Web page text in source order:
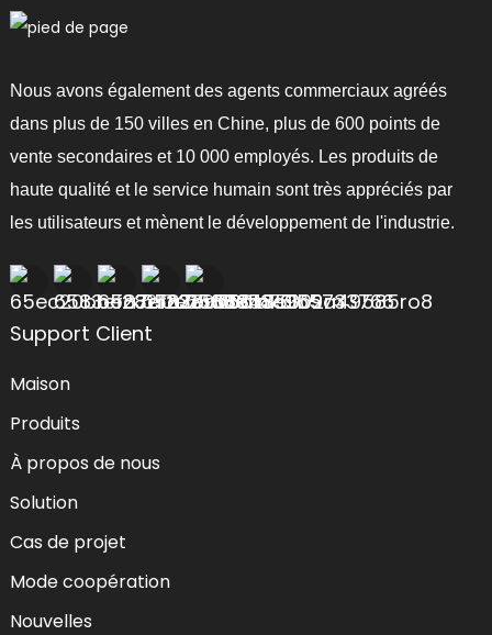
Nous avons également des agents commerciaux agréés
dans plus de 150 villes en Chine, plus de 600 points de
vente secondaires et 10 000 employés. Les produits de
haute qualité et le service humain sont très appréciés par
les utilisateurs et mènent le développement de l'industrie.
Support Client
Maison
Produits
À propos de nous
Solution
Cas de projet
Mode coopération
Nouvelles